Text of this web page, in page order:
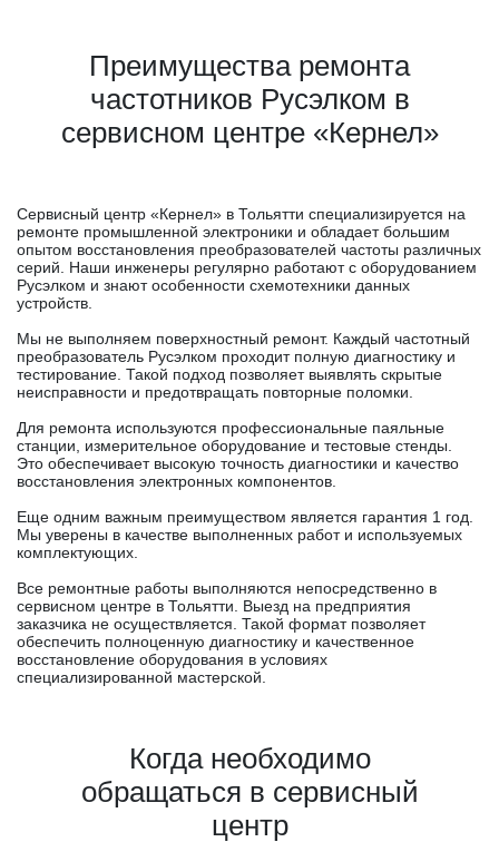
Преимущества ремонта
частотников Русэлком в
сервисном центре «Кернел»
Сервисный центр «Кернел» в Тольятти специализируется на
ремонте промышленной электроники и обладает большим
опытом восстановления преобразователей частоты различных
серий. Наши инженеры регулярно работают с оборудованием
Русэлком и знают особенности схемотехники данных
устройств.
Мы не выполняем поверхностный ремонт. Каждый частотный
преобразователь Русэлком проходит полную диагностику и
тестирование. Такой подход позволяет выявлять скрытые
неисправности и предотвращать повторные поломки.
Для ремонта используются профессиональные паяльные
станции, измерительное оборудование и тестовые стенды.
Это обеспечивает высокую точность диагностики и качество
восстановления электронных компонентов.
Еще одним важным преимуществом является гарантия 1 год.
Мы уверены в качестве выполненных работ и используемых
комплектующих.
Все ремонтные работы выполняются непосредственно в
сервисном центре в Тольятти. Выезд на предприятия
заказчика не осуществляется. Такой формат позволяет
обеспечить полноценную диагностику и качественное
восстановление оборудования в условиях
специализированной мастерской.
Когда необходимо
обращаться в сервисный
центр